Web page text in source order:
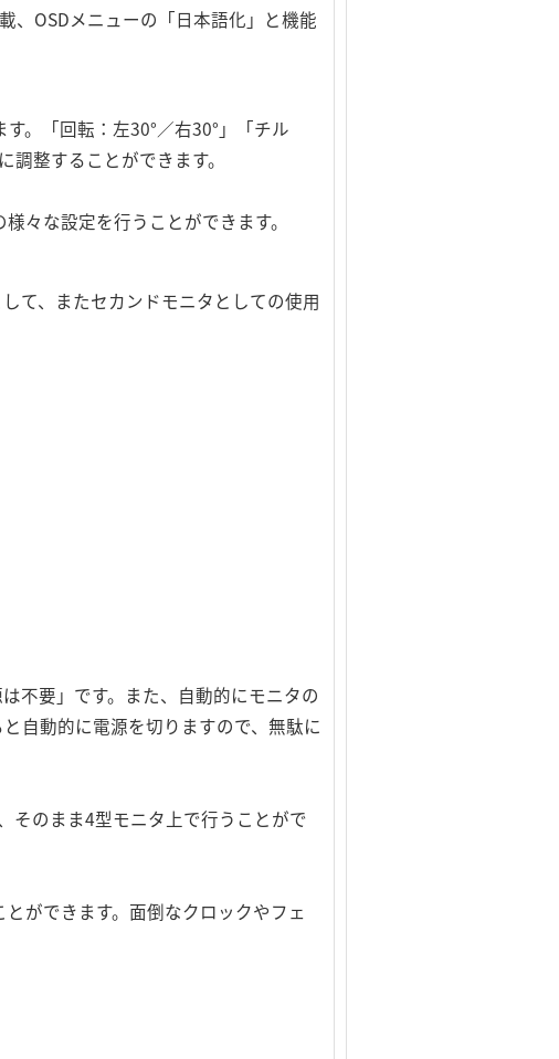
、OSDメニューの「日本語化」と機能
。「回転：左30°／右30°」「チル
整することができます。
々な設定を行うことができます。
て、またセカンドモニタとしての使用
不要」です。また、自動的にモニタの
自動的に電源を切りますので、無駄に
そのまま4型モニタ上で行うことがで
ができます。面倒なクロックやフェ